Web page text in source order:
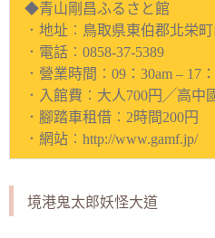
◆青山剛昌ふるさと館
．地址︰鳥取県東伯郡北栄
．電話︰0858-37-5389
．營業時間︰09：30am – 17
．入館費︰大人700円╱高中
．腳踏車租借︰2時間200円
．網站︰http://www.gamf.jp/
境港鬼太郎妖怪大道